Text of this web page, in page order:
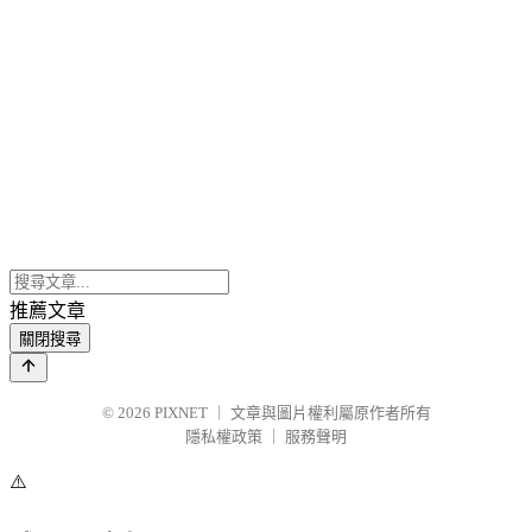
推薦文章
關閉搜尋
© 2026 PIXNET
文章與圖片權利屬原作者所有
隱私權政策
服務聲明
⚠️